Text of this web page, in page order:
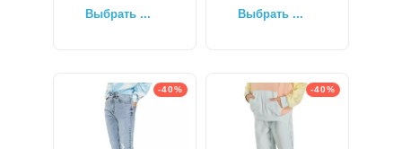
Выбрать ... Выбрать ...
-40% -40%